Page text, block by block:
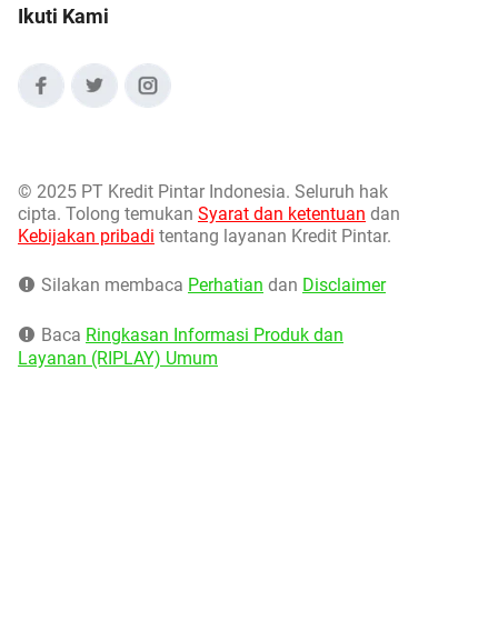
Ikuti Kami
© 2025 PT Kredit Pintar Indonesia. Seluruh hak
cipta. Tolong temukan Syarat dan ketentuan dan
Kebijakan pribadi tentang layanan Kredit Pintar.
Silakan membaca Perhatian dan Disclaimer
Baca Ringkasan Informasi Produk dan
Layanan (RIPLAY) Umum